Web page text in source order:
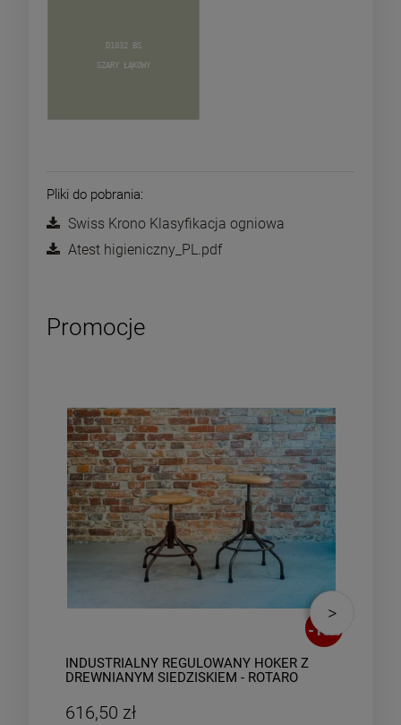
Szary Łąkowy
D1032 BS
Pliki do pobrania:
Swiss Krono Klasyfikacja ogniowa
Atest higieniczny_PL.pdf
Promocje
-10%
INDUSTRIALNY REGULOWANY HOKER Z
DREWNIANYM SIEDZISKIEM - ROTARO
616,50 zł